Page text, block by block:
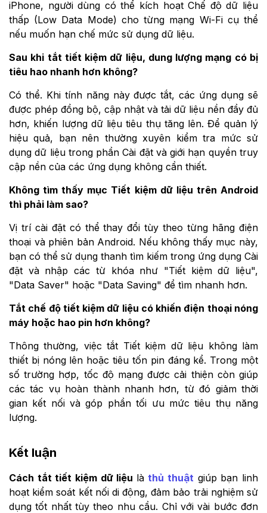
iPhone, người dùng có thể kích hoạt Chế độ dữ liệu
thấp (Low Data Mode) cho từng mạng Wi-Fi cụ thể
nếu muốn hạn chế mức sử dụng dữ liệu.
Sau khi tắt tiết kiệm dữ liệu, dung lượng mạng có bị
tiêu hao nhanh hơn không?
Có thể. Khi tính năng này được tắt, các ứng dụng sẽ
được phép đồng bộ, cập nhật và tải dữ liệu nền đầy đủ
hơn, khiến lượng dữ liệu tiêu thụ tăng lên. Để quản lý
hiệu quả, bạn nên thường xuyên kiểm tra mức sử
dụng dữ liệu trong phần Cài đặt và giới hạn quyền truy
cập nền của các ứng dụng không cần thiết.
Không tìm thấy mục Tiết kiệm dữ liệu trên Android
thì phải làm sao?
Vị trí cài đặt có thể thay đổi tùy theo từng hãng điện
thoại và phiên bản Android. Nếu không thấy mục này,
bạn có thể sử dụng thanh tìm kiếm trong ứng dụng Cài
đặt và nhập các từ khóa như "Tiết kiệm dữ liệu",
"Data Saver" hoặc "Data Saving" để tìm nhanh hơn.
Tắt chế độ tiết kiệm dữ liệu có khiến điện thoại nóng
máy hoặc hao pin hơn không?
Thông thường, việc tắt Tiết kiệm dữ liệu không làm
thiết bị nóng lên hoặc tiêu tốn pin đáng kể. Trong một
số trường hợp, tốc độ mạng được cải thiện còn giúp
các tác vụ hoàn thành nhanh hơn, từ đó giảm thời
gian kết nối và góp phần tối ưu mức tiêu thụ năng
lượng.
Kết luận
Cách tắt tiết kiệm dữ liệu làthủ thuật giúp bạn linh
hoạt kiểm soát kết nối di động, đảm bảo trải nghiệm sử
dụng tốt nhất tùy theo nhu cầu. Chỉ với vài bước đơn